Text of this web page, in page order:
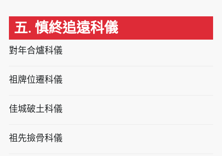
五. 慎終追遠科儀
對年合爐科儀
祖牌位遷科儀
佳城破土科儀
祖先撿骨科儀